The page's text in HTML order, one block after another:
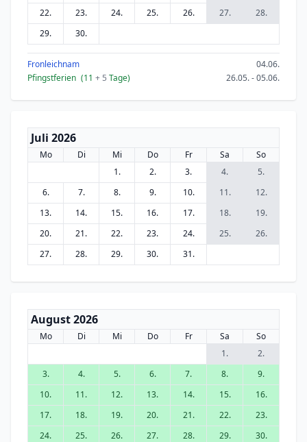
22. 23. 24. 25. 26. 27.
28.
29.
30.
Fronleichnam
04.06.
Pfingstferien (11 + 5 Tage) 26.05. - 05.06.
Juli 2026
Mo Di Mi Do Fr Sa
So
1.
2. 3. 4.
5.
6.
7. 8. 9. 10. 11.
12.
13.
14. 15. 16. 17. 18.
19.
20.
21. 22. 23. 24. 25.
26.
27.
28. 29. 30. 31.
August 2026
Mo Di Mi Do Fr Sa
So
1.
2.
3.
4. 5. 6. 7. 8.
9.
10.
11. 12. 13. 14. 15.
16.
17.
18. 19. 20. 21. 22.
23.
24.
25. 26. 27. 28. 29.
30.